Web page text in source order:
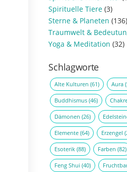
Spirituelle Tiere (3)
Sterne & Planeten (136)
Traumwelt &
Yoga & Meditation (32)
Schlagworte
Alte Kulturen (61) Aura
Buddhismus (46)
Dämonen (26)
Elemente (64) Erzengel
Esoterik (88) Farben (82)
Feng Shui (40)